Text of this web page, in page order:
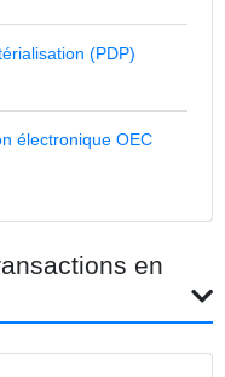
(PDP)
électronique OEC
en